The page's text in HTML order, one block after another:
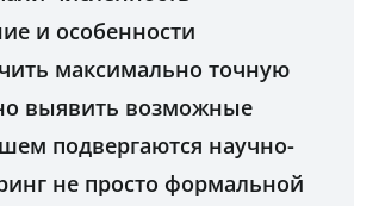
и особенности
максимально точную
выявить возможные
подвергаются научно-
не просто формальной